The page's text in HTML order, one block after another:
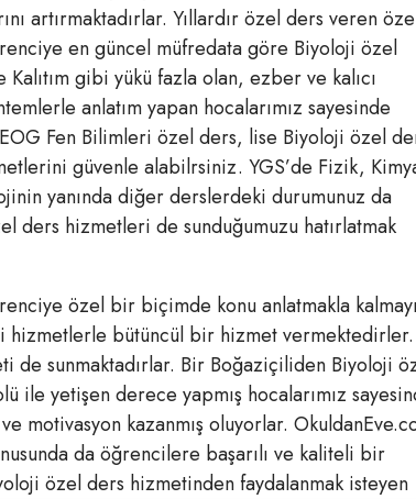
artırmaktadırlar. Yıllardır özel ders veren
en güncel müfredata göre Biyoloji özel
gibi yükü fazla olan, ezber ve kalıcı
anlatım yapan hocalarımız sayesinde
Fen Bilimleri özel ders, lise Biyoloji özel
güvenle alabilrsiniz. YGS’de Fizik,
yanında diğer derslerdeki durumunuz da
ders hizmetleri de sunduğumuzu hatırlatmak
özel bir biçimde konu anlatmakla
bütüncül bir hizmet vermektedirler.
sunmaktadırlar. Bir Boğaziçiliden Biyoloji
yetişen derece yapmış hocalarımız
kazanmış oluyorlar.
da öğrencilere başarılı ve kaliteli bir
özel ders hizmetinden faydalanmak isteyen